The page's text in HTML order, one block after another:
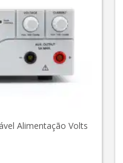
Alimentação Volts